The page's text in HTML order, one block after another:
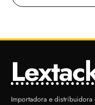
Importadora e distribuidora